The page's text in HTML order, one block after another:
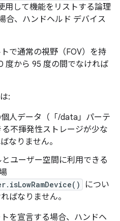
用して機能をリストする論理
合、ハンドヘルド デバイス
で通常の視野（FOV）を持
度から 95 度の間でなければ
:
人データ（「/data」パーテ
不揮発性ストレージが少な
なりません。
ユーザー空間に利用できる
につい
ばなりません。
を宣言する場合、ハンドヘ